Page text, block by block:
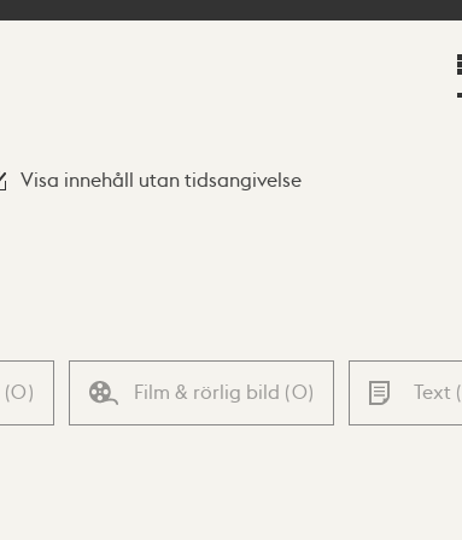
Visa innehåll utan tidsangivelse
(0) Film & rörlig bild (0) Text (